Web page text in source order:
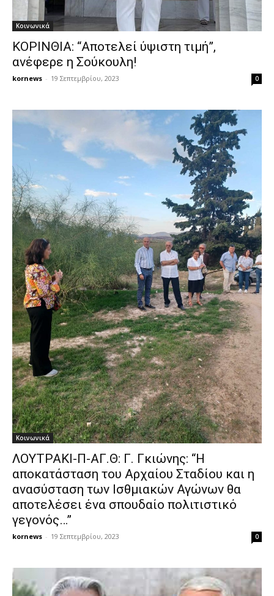
Κοινωνικά
ΚΟΡΙΝΘΙΑ: “Αποτελεί ύψιστη τιμή”,
ανέφερε η Σούκουλη!
kornews - 19 Σεπτεμβρίου, 2023 0
Κοινωνικά
ΛΟΥΤΡΑΚΙ-Π-ΑΓ.Θ: Γ. Γκιώνης: “Η
αποκατάσταση του Αρχαίου Σταδίου και η
ανασύσταση των Ισθμιακών Αγώνων θα
αποτελέσει ένα σπουδαίο πολιτιστικό
γεγονός…”
kornews - 19 Σεπτεμβρίου, 2023 0